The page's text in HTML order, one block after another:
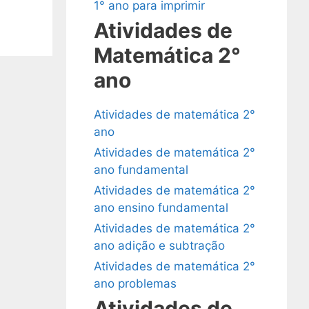
1° ano para imprimir
Atividades de
Matemática 2°
ano
Atividades de matemática 2°
ano
Atividades de matemática 2°
ano fundamental
Atividades de matemática 2°
ano ensino fundamental
Atividades de matemática 2°
ano adição e subtração
Atividades de matemática 2°
ano problemas